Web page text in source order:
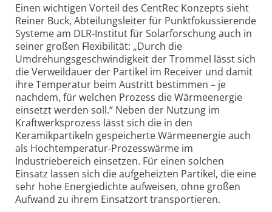
Einen wichtigen Vorteil des CentRec Konzepts sieht
Reiner Buck, Abteilungsleiter für Punktfokussierende
Systeme am DLR-Institut für Solarforschung auch in
seiner großen Flexibilität: „Durch die
Umdrehungsgeschwindigkeit der Trommel lässt sich
die Verweildauer der Partikel im Receiver und damit
ihre Temperatur beim Austritt bestimmen – je
nachdem, für welchen Prozess die Wärmeenergie
einsetzt werden soll.“ Neben der Nutzung im
Kraftwerksprozess lässt sich die in den
Keramikpartikeln gespeicherte Wärmeenergie auch
als Hochtemperatur-Prozesswärme im
Industriebereich einsetzen. Für einen solchen
Einsatz lassen sich die aufgeheizten Partikel, die eine
sehr hohe Energiedichte aufweisen, ohne großen
Aufwand zu ihrem Einsatzort transportieren.